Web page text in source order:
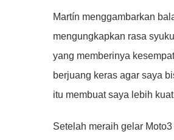
Martín menggambarkan
mengungkapkan rasa
yang memberinya
berjuang keras agar saya
itu membuat saya lebih
Setelah meraih gelar